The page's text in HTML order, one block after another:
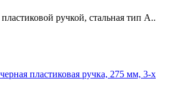
ручкой, стальная тип А..